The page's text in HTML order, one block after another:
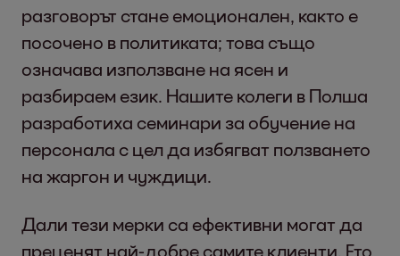
разговорът стане емоционален, както е
посочено в политиката; това също
означава използване на ясен и
разбираем език. Нашите колеги в Полша
разработиха семинари за обучение на
персонала с цел да избягват ползването
на жаргон и чуждици.
Дали тези мерки са ефективни могат да
преценят най-добре самите клиенти. Ето